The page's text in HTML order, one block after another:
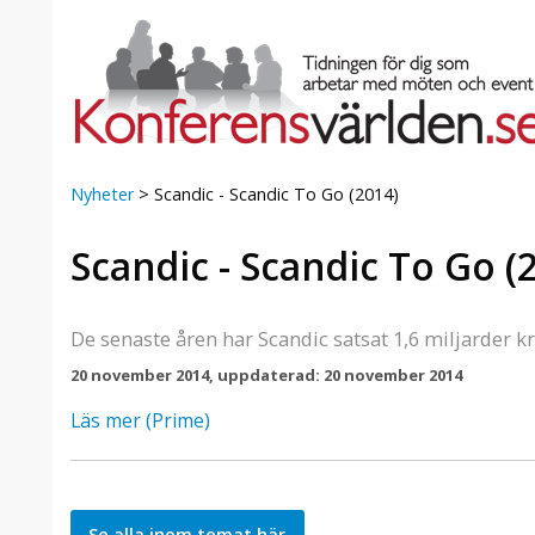
Nyheter> Scandic - Scandic To Go (2014)
Scandic - Scandic To Go
De senaste åren har Scandic satsat 1,6 miljarder
20 november 2014, uppdaterad: 20 november 2014
Läs mer (Prime)
av att
här är
Erbjudande från Sheraton
2026 hos oss. Mellan den 23
november och 19 december
förvandlar vi våra lokaler till en
stämningsfull mötesplats där